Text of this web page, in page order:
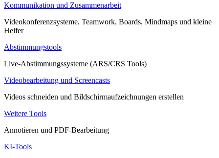
Kommunikation und Zusammenarbeit
Videokonferenzsysteme, Teamwork, Boards, Mindmaps und kleine
Helfer
Abstimmungstools
Live-Abstimmungssysteme (ARS/CRS Tools)
Videobearbeitung und Screencasts
Videos schneiden und Bildschirmaufzeichnungen erstellen
Weitere Tools
Annotieren und PDF-Bearbeitung
KI-Tools